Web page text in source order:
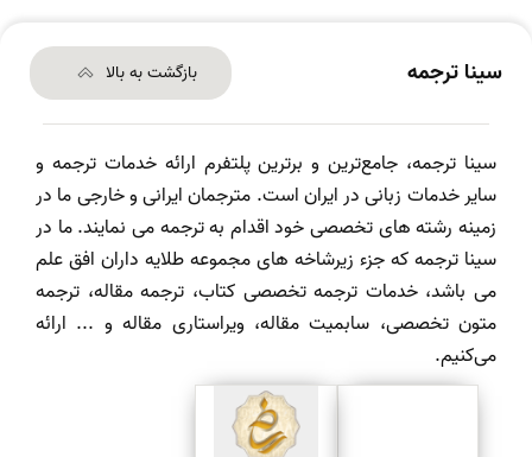
سینا ترجمه بازگشت به بالا
سینا ترجمه، جامع‌ترین و برترین پلتفرم ارائه خدمات ترجمه و
سایر خدمات زبانی در ایران است. مترجمان ایرانی و خارجی ما در
زمینه رشته های تخصصی خود اقدام به ترجمه می نمایند. ما در
سینا ترجمه که جزء زیرشاخه های مجموعه طلایه داران افق علم
می باشد، خدمات ترجمه تخصصی کتاب، ترجمه مقاله، ترجمه
متون تخصصی، سابمیت مقاله، ویراستاری مقاله و ... ارائه
می‌کنیم.